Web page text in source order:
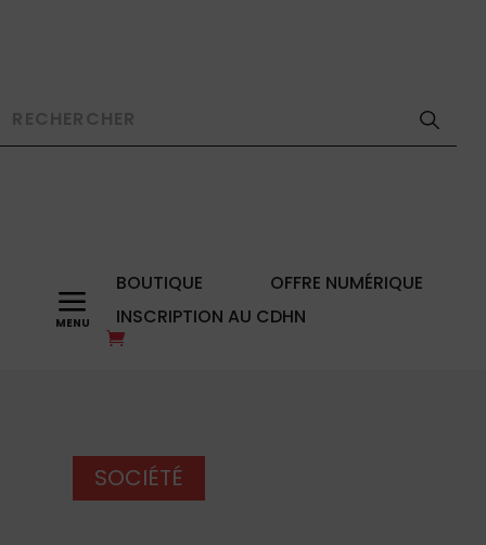
a BOUTIQUE OFFRE NUMÉRIQUE
INSCRIPTION AU CDHN
SOCIÉTÉ